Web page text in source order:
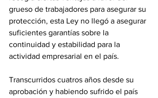
grueso de trabajadores para asegurar su
protección, esta Ley no llegó a asegurar
suficientes garantías sobre la
continuidad y estabilidad para la
actividad empresarial en el país.
‎Transcurridos cuatros años desde su
aprobación y habiendo sufrido el país